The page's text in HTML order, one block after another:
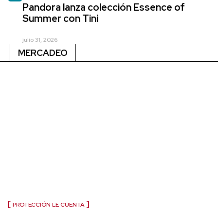
Pandora lanza colección Essence of
Summer con Tini
julio 31, 2026
MERCADEO
PROTECCIÓN LE CUENTA